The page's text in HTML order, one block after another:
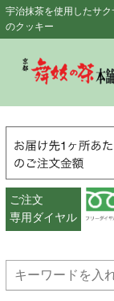
宇治抹茶を使用したサク
のクッキー
ご注文
専用ダイヤル